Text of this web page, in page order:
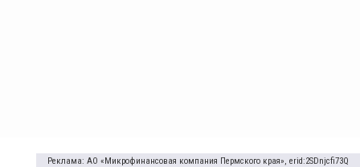
Реклама: АО «Микрофинансовая компания Пермского края», erid:2SDnjcfi73Q